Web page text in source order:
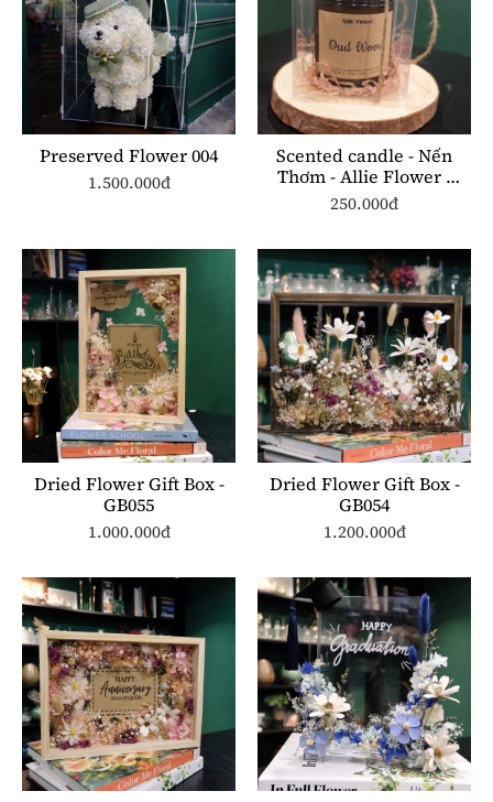
Preserved Flower 004
1.500.000đ
Scented candle - Nến
Thơm - Allie Flower -
ST002 250ml
250.000đ
Dried Flower Gift Box -
GB055
1.000.000đ
Dried Flower Gift Box -
GB054
1.200.000đ